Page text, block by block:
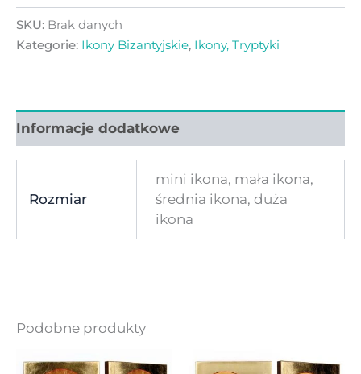
SKU: Brak danych
Kategorie: Ikony Bizantyjskie, Ikony, Tryptyki
Informacje dodatkowe
Rozmiar
mini ikona, mała ikona,
średnia ikona, duża
ikona
Podobne produkty
cen:
Ten
cen:
Ten